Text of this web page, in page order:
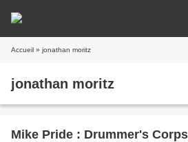
Accueil » jonathan moritz
jonathan moritz
Mike Pride : Drummer's